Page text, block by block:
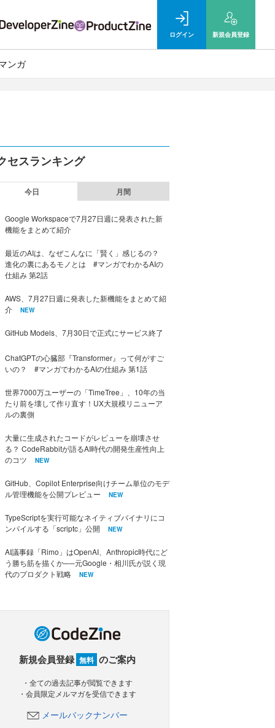
ログイン 新規会員登録
ンガ
セスランキング
今日 月間
Google Workspaceで7月27日週に発表された新
機能をまとめて紹介
最近のAIは、なぜこんなに「賢く」感じるの？
進化の裏にあるモノとは #マンガでわかるAIの
仕組み 第2話
AWS、7月27日週に発表した新機能をまとめて紹
介
NEW
GitHub Models、7月30日で正式にサービス終了
ChatGPTの心臓部『Transformer』って何がすご
いの？ #マンガでわかるAIの仕組み 第1話
世界7000万ユーザーの「TimeTree」、10年の当
たり前を壊して作り直す！UX大規模リニューア
ルの裏側
大量に生成されたコードがレビューを崩壊させ
る？ CodeRabbitが語るAI時代の開発生産性向上
のコツ
NEW
GitHub、Copilot Enterprise向けチーム単位のモデ
ル管理機能を公開プレビュー
NEW
TypeScriptを実行可能なネイティブバイナリにコ
ンパイルする「scriptc」公開
NEW
AI議事録「Rimo」はOpenAI、Anthropic時代にど
う勝ち筋を描くか──元Google・相川氏が説く現
代のプロダクト戦略
NEW
新規会員登録 無料 のご案内
・全ての過去記事が閲覧できます
・会員限定メルマガを受信できます
メールバックナンバー